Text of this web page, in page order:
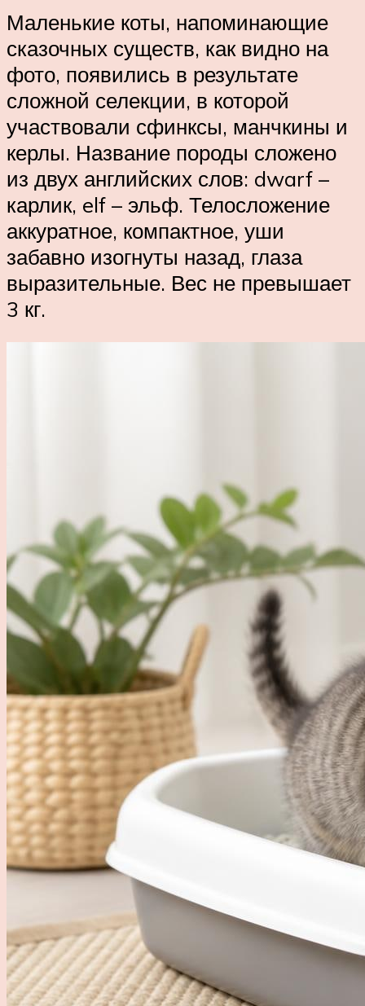
Маленькие коты, напоминающие
сказочных существ, как видно на
фото, появились в результате
сложной селекции, в которой
участвовали сфинксы, манчкины и
керлы. Название породы сложено
из двух английских слов: dwarf –
карлик, elf – эльф. Телосложение
аккуратное, компактное, уши
забавно изогнуты назад, глаза
выразительные. Вес не превышает
3 кг.